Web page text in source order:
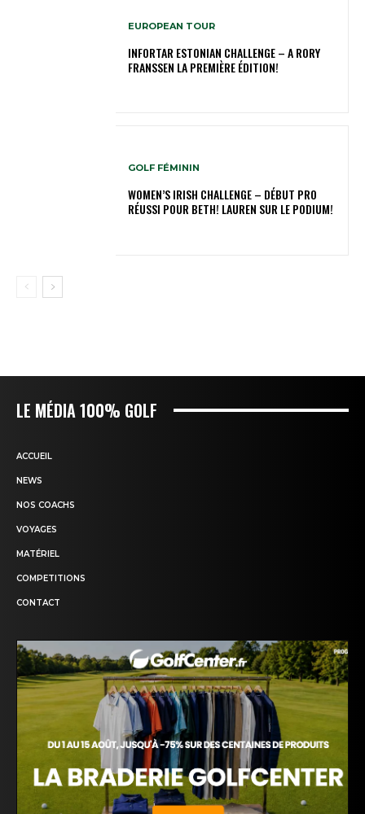
EUROPEAN TOUR
INFORTAR ESTONIAN CHALLENGE – A RORY
FRANSSEN LA PREMIÈRE ÉDITION!
GOLF FÉMININ
WOMEN’S IRISH CHALLENGE – DÉBUT PRO
RÉUSSI POUR BETH! LAUREN SUR LE PODIUM!
LE MÉDIA 100% GOLF
ACCUEIL
NEWS
NOS COACHS
VOYAGES
MATÉRIEL
COMPETITIONS
CONTACT